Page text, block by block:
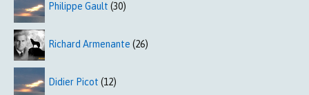
Philippe Gault (30)
Richard Armenante (26)
Didier Picot (12)